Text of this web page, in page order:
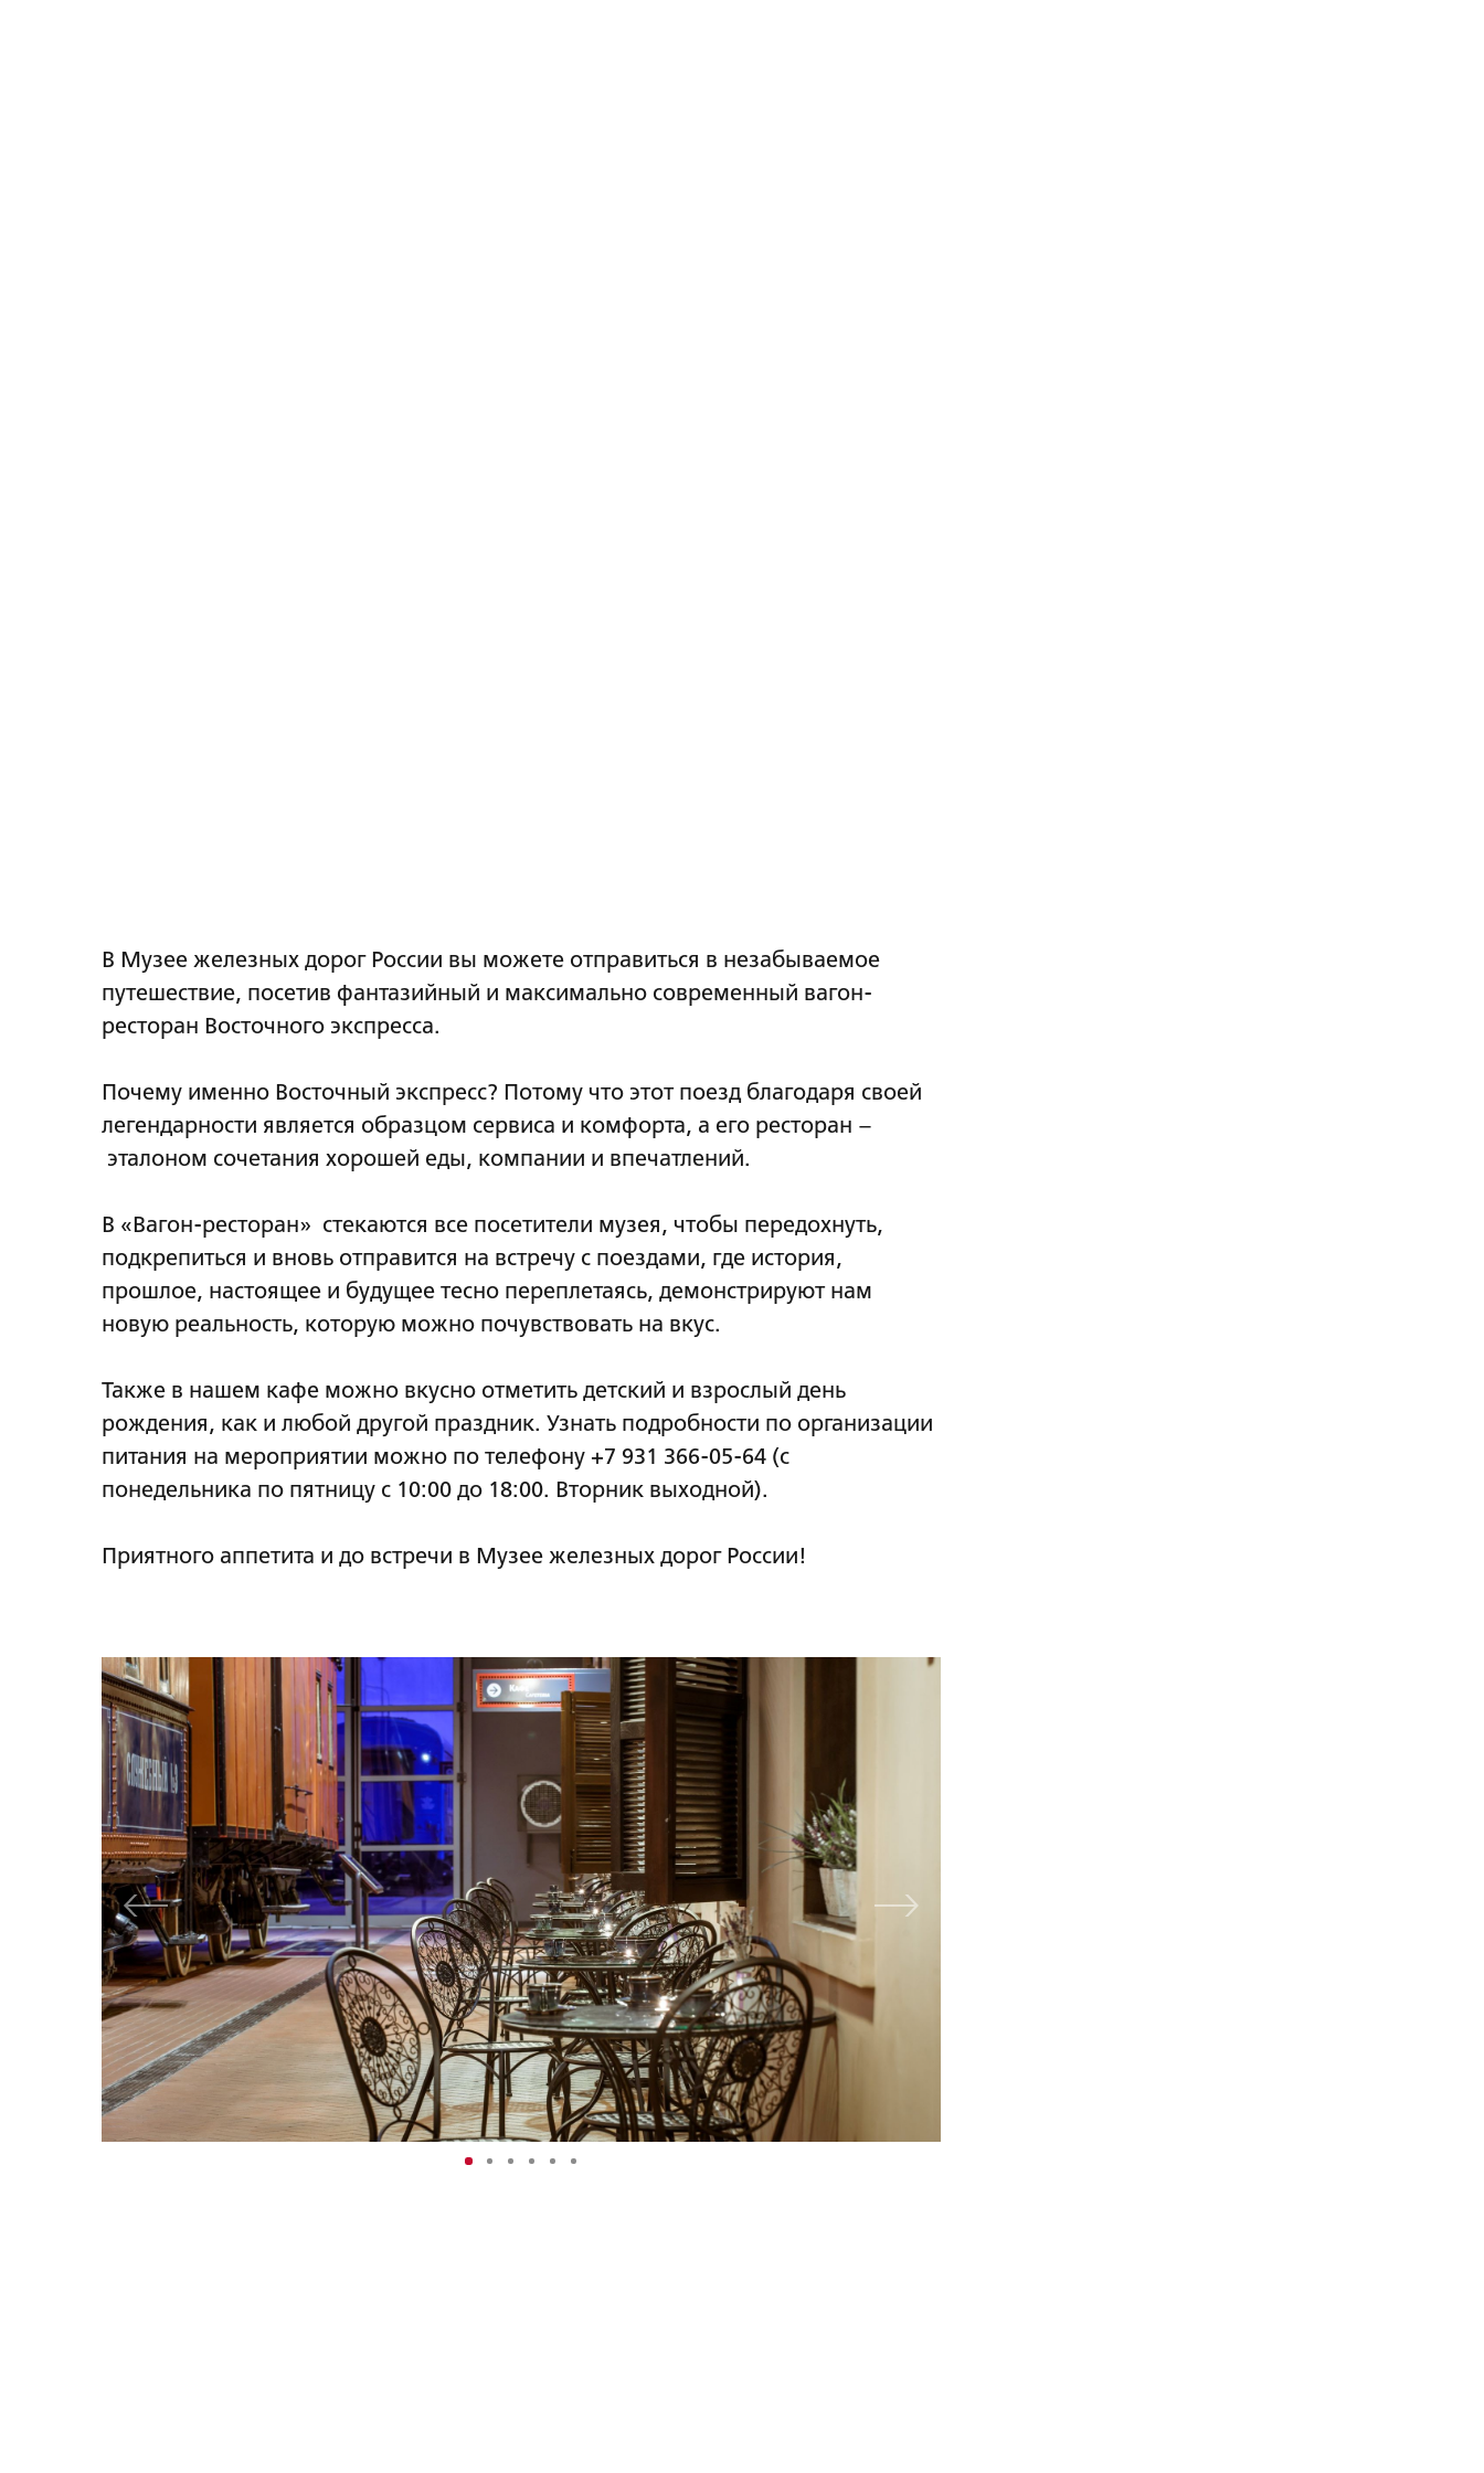
В Музее железных дорог России вы можете отправиться в незабываемое
путешествие, посетив фантазийный и максимально современный вагон-
ресторан Восточного экспресса.
Почему именно Восточный экспресс? Потому что этот поезд благодаря своей
легендарности является образцом сервиса и комфорта, а его ресторан –
эталоном сочетания хорошей еды, компании и впечатлений.
В «Вагон-ресторан» стекаются все посетители музея, чтобы передохнуть,
подкрепиться и вновь отправится на встречу с поездами, где история,
прошлое, настоящее и будущее тесно переплетаясь, демонстрируют нам
новую реальность, которую можно почувствовать на вкус.
Также в нашем кафе можно вкусно отметить детский и взрослый день
рождения, как и любой другой праздник. Узнать подробности по организации
питания на мероприятии можно по телефону +7 931 366-05-64 (с
понедельника по пятницу с 10:00 до 18:00. Вторник выходной).
Приятного аппетита и до встречи в Музее железных дорог России!